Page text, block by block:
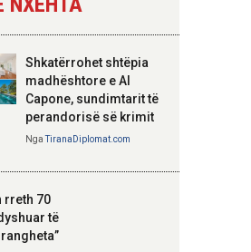
Hoxha takim me
zyrtarë të lartë të
DASH: Angazhim i
përbashkët për
strategjik
Shkatërrohet shtëpia
madhështore e Al
Capone, sundimtarit të
perandorisë së krimit
NgaTiranaDiplomat.com
rreth 70
të